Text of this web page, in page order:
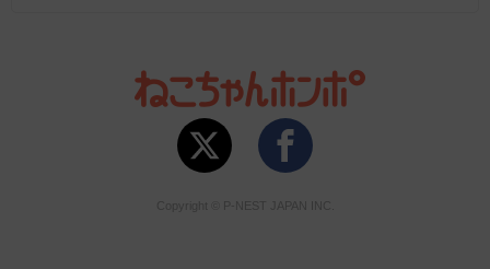
Copyright © P-NEST JAPAN INC.